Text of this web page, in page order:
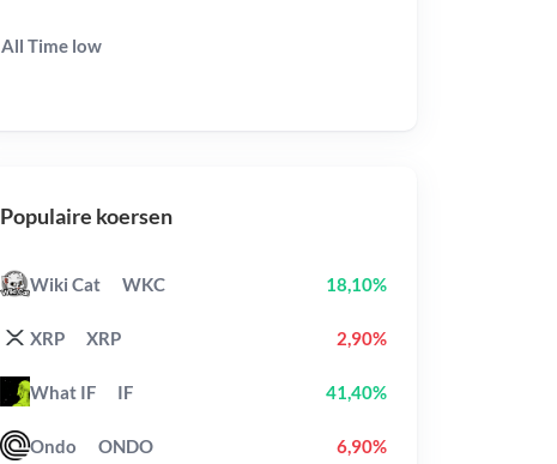
All Time low
Populaire koersen
Wiki Cat WKC 18,10%
XRP XRP 2,90%
What IF IF 41,40%
Ondo ONDO 6,90%